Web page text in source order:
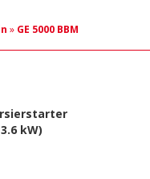
» GE 5000 BBM
kW)